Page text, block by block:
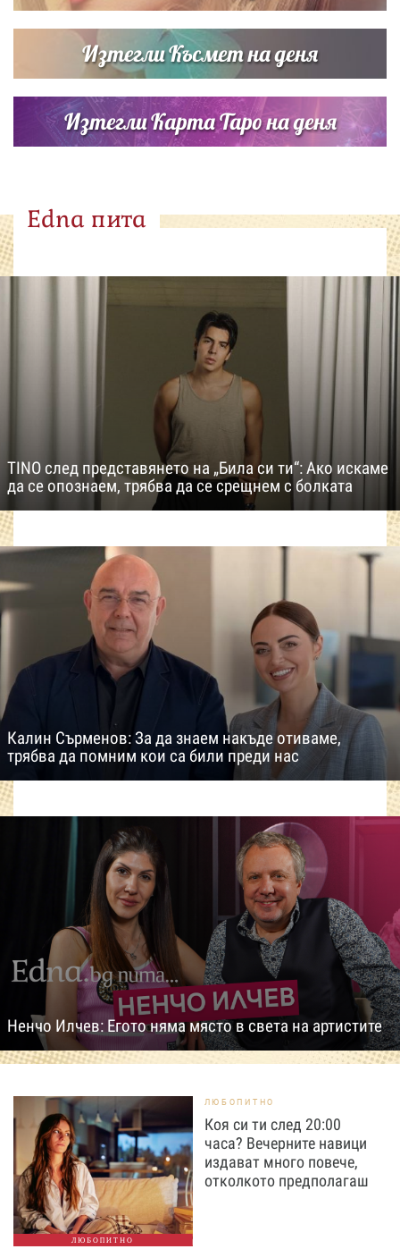
Изтегли Късмет на деня
Изтегли Карта Таро на деня
Edna пита
TINO след представянето на „Била си ти“: Ако искаме
да се опознаем, трябва да се срещнем с болката
Калин Сърменов: За да знаем накъде отиваме,
трябва да помним кои са били преди нас
Ненчо Илчев: Егото няма място в света на артистите
ЛЮБОПИТНО
ЛЮБОПИТНО
Коя си ти след 20:00
часа? Вечерните навици
издават много повече,
отколкото предполагаш